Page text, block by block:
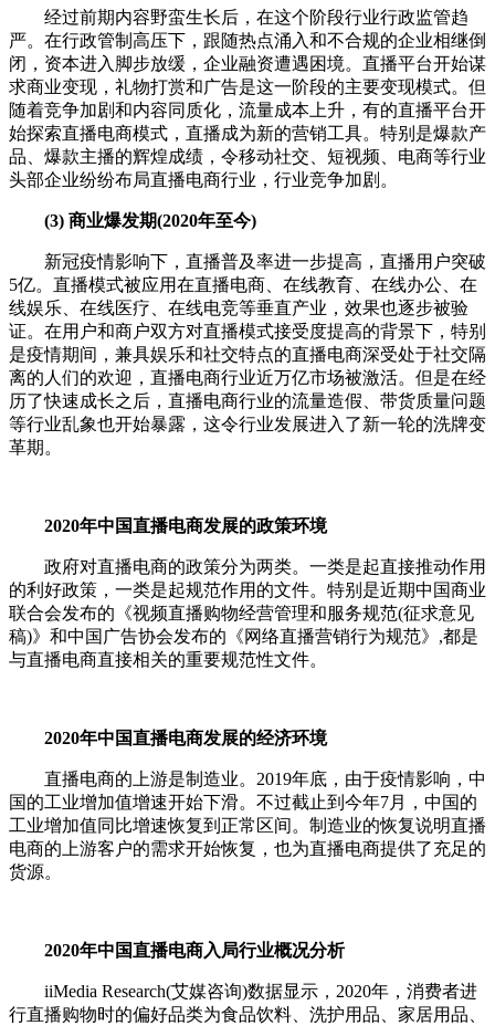
经过前期内容野蛮生长后，在这个阶段行业行政监管趋
严。在行政管制高压下，跟随热点涌入和不合规的企业相继倒
闭，资本进入脚步放缓，企业融资遭遇困境。直播平台开始谋
求商业变现，礼物打赏和广告是这一阶段的主要变现模式。但
随着竞争加剧和内容同质化，流量成本上升，有的直播平台开
始探索直播电商模式，直播成为新的营销工具。特别是爆款产
品、爆款主播的辉煌成绩，令移动社交、短视频、电商等行业
头部企业纷纷布局直播电商行业，行业竞争加剧。
(3) 商业爆发期(2020年至今)
新冠疫情影响下，直播普及率进一步提高，直播用户突破
5亿。直播模式被应用在直播电商、在线教育、在线办公、在
线娱乐、在线医疗、在线电竞等垂直产业，效果也逐步被验
证。在用户和商户双方对直播模式接受度提高的背景下，特别
是疫情期间，兼具娱乐和社交特点的直播电商深受处于社交隔
离的人们的欢迎，直播电商行业近万亿市场被激活。但是在经
历了快速成长之后，直播电商行业的流量造假、带货质量问题
等行业乱象也开始暴露，这令行业发展进入了新一轮的洗牌变
革期。
2020年中国直播电商发展的政策环境
政府对直播电商的政策分为两类。一类是起直接推动作用
的利好政策，一类是起规范作用的文件。特别是近期中国商业
联合会发布的《视频直播购物经营管理和服务规范(征求意见
稿)》和中国广告协会发布的《网络直播营销行为规范》,都是
与直播电商直接相关的重要规范性文件。
2020年中国直播电商发展的经济环境
直播电商的上游是制造业。2019年底，由于疫情影响，中
国的工业增加值增速开始下滑。不过截止到今年7月，中国的
工业增加值同比增速恢复到正常区间。制造业的恢复说明直播
电商的上游客户的需求开始恢复，也为直播电商提供了充足的
货源。
2020年中国直播电商入局行业概况分析
iiMedia Research(艾媒咨询)数据显示，2020年，消费者进
行直播购物时的偏好品类为食品饮料、洗护用品、家居用品、